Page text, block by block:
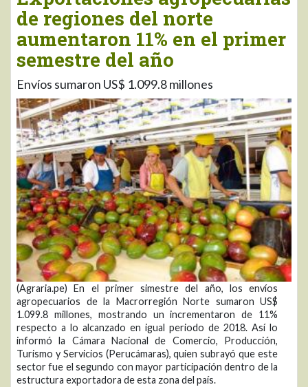
de regiones del norte
aumentaron 11% en el primer
semestre del año
Envíos sumaron US$ 1.099.8 millones
(Agraria.pe) En el primer simestre del año, los envíos
agropecuarios de la Macrorregión Norte sumaron US$
1.099.8 millones, mostrando un incrementaron de 11%
respecto a lo alcanzado en igual periodo de 2018. Así lo
informó la Cámara Nacional de Comercio, Producción,
Turismo y Servicios (Perucámaras), quien subrayó que este
sector fue el segundo con mayor participación dentro de la
estructura exportadora de esta zona del país.